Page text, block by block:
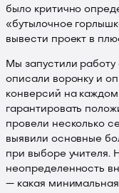
было критично
«бутылочное
вывести проект в
Мы запустили
описали воронку и
конверсий на
гарантировать
провели несколько
выявили основные
при выборе учителя.
неопределенность
— какая минимальная